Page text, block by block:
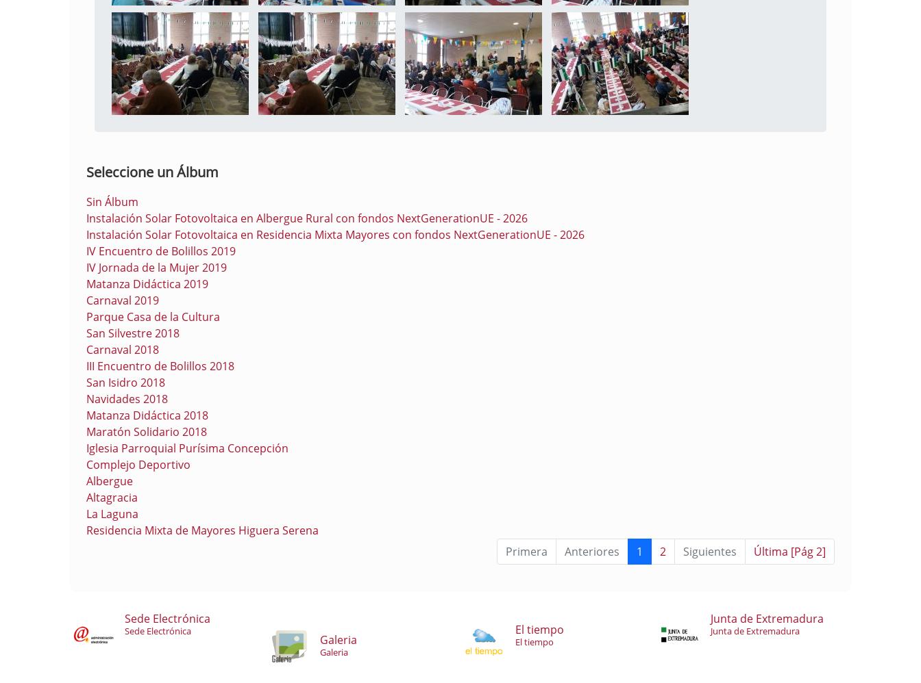
Seleccione un Álbum
Sin Álbum
Instalación Solar Fotovoltaica en Albergue Rural con fondos NextGenerationUE - 2026
Instalación Solar Fotovoltaica en Residencia Mixta Mayores con fondos NextGenerationUE - 2026
IV Encuentro de Bolillos 2019
IV Jornada de la Mujer 2019
Matanza Didáctica 2019
Carnaval 2019
Parque Casa de la Cultura
San Silvestre 2018
Carnaval 2018
III Encuentro de Bolillos 2018
San Isidro 2018
Navidades 2018
Matanza Didáctica 2018
Maratón Solidario 2018
Iglesia Parroquial Purísima Concepción
Complejo Deportivo
Albergue
Altagracia
La Laguna
Residencia Mixta de Mayores Higuera Serena
Primera
Anteriores 1 2 Siguientes Última [Pág 2]
Sede Electrónica
Sede Electrónica
Galeria
Galeria
El tiempo
El tiempo
Junta de Extremadura
Junta de Extremadura